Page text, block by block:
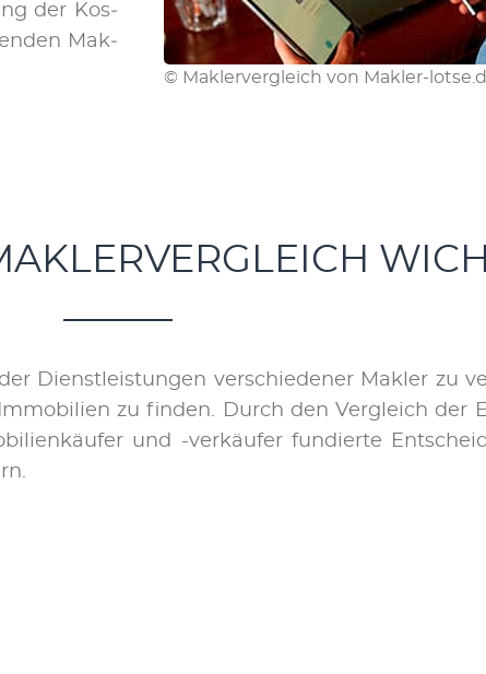
der Kos­
Mak­
© Maklervergleich von Makler-
Dienst­leis­tun­gen ver­schie­de­ner Mak­ler zu
zu fin­den. Durch den Ver­gleich der
und -ver­käu­fer fun­dier­te